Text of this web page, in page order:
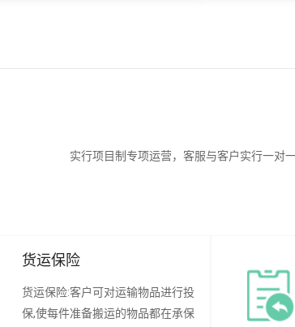
实行项目制专项运营，客服与客户实行一对
货运保险
货运保险:客户可对运输物品进行投
保,使每件准备搬运的物品都在承保